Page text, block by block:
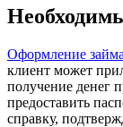
Оформление займа
клиент может
получение денег
предоставить
справку,